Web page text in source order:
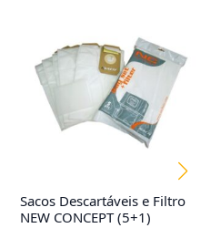
Sacos Descartáveis e Filtro
NEW CONCEPT (5+1)